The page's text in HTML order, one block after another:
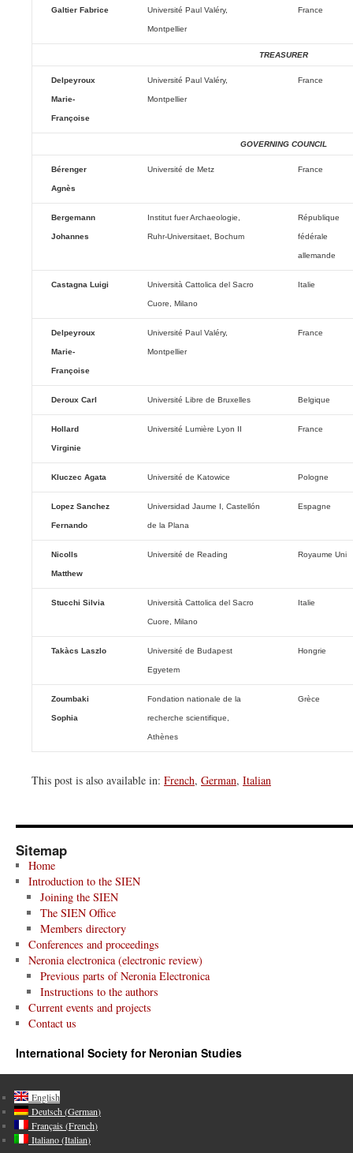
Galtier Fabrice Université Paul Valéry,
Montpellier
France
TREASURER
Delpeyroux
Marie-
Françoise
Université Paul Valéry,
Montpellier
France
GOVERNING COUNCIL
Bérenger
Agnès
Université de Metz France
Bergemann
Johannes
Institut fuer Archaeologie,
Ruhr-Universitaet, Bochum
République
fédérale
allemande
Castagna Luigi Università Cattolica del Sacro
Cuore, Milano
Italie
Delpeyroux
Marie-
Françoise
Université Paul Valéry,
Montpellier
France
Deroux Carl Université Libre de Bruxelles Belgique
Hollard
Virginie
Université Lumière Lyon II France
Kluczec Agata Université de Katowice Pologne
Lopez Sanchez
Fernando
Universidad Jaume I, Castellón
de la Plana
Espagne
Nicolls
Matthew
Université de Reading Royaume Uni
Stucchi Silvia Università Cattolica del Sacro
Cuore, Milano
Italie
Takàcs Laszlo Université de Budapest
Egyetem
Hongrie
Zoumbaki
Sophia
Fondation nationale de la
recherche scientifique,
Athènes
Grèce
This post is also available in: French, German, Italian
Sitemap
Home
Introduction to the SIEN
Joining the SIEN
The SIEN Office
Members directory
Conferences and proceedings
Neronia electronica (electronic review)
Previous parts of Neronia Electronica
Instructions to the authors
Current events and projects
Contact us
International Society for Neronian Studies
English
Deutsch (German)
Français (French)
Italiano(Italian)